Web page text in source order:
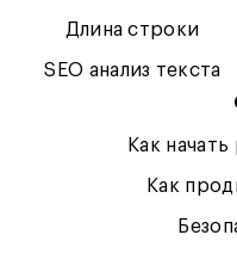
Длина строки
SEO анализ текста
Как
Как